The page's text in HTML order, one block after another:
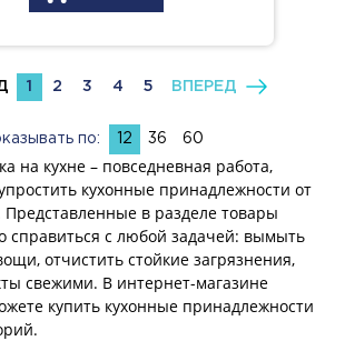
1 2 3 4 5 ВПЕРЕД
по: 12 36 60
на кухне – повседневная работа,
кухонные принадлежности от
Представленные в разделе товары
справиться с любой задачей: вымыть
отчистить стойкие загрязнения,
свежими. В интернет-магазине
купить кухонные принадлежности